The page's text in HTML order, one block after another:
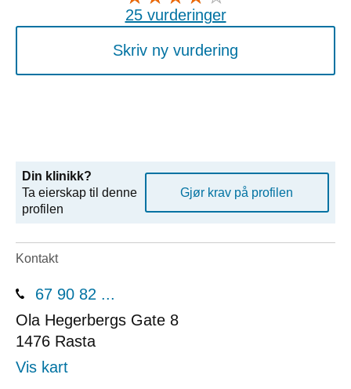
25 vurderinger
Skriv ny vurdering
Din klinikk?
Ta eierskap til denne
profilen
Gjør krav på profilen
Kontakt
67 90 82 ...
Ola Hegerbergs Gate 8
1476 Rasta
Vis kart